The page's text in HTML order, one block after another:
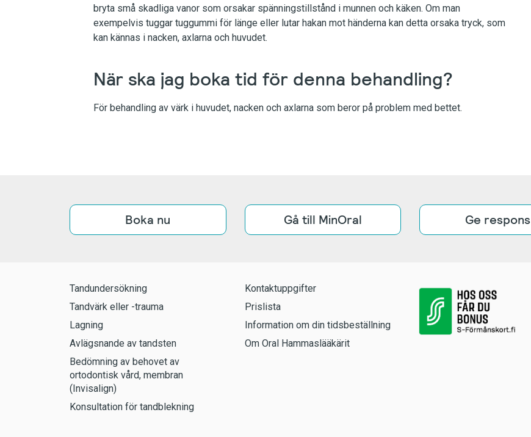
bryta små skadliga vanor som orsakar spänningstillstånd i munnen och käken. Om man
exempelvis tuggar tuggummi för länge eller lutar hakan mot händerna kan detta orsaka tryck, som
kan kännas i nacken, axlarna och huvudet.
När ska jag boka tid för denna behandling?
För behandling av värk i huvudet, nacken och axlarna som beror på problem med bettet.
Boka nu Gå till MinOral Ge respons
Tandundersökning
Tandvärk eller -trauma
Lagning
Avlägsnande av tandsten
Bedömning av behovet av
ortodontisk vård, membran
(Invisalign)
Konsultation för tandblekning
Kontaktuppgifter
Prislista
Information om din tidsbeställning
Om Oral Hammaslääkärit